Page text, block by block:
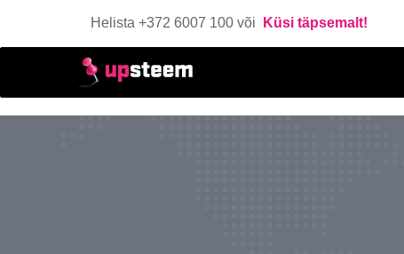
Helista +372 6007 100 või Küsi täpsemalt!